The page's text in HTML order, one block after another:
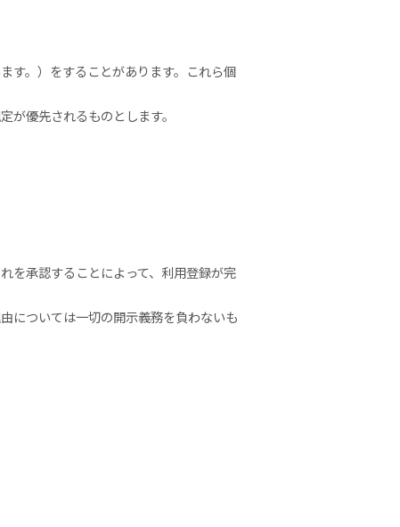
す。）をすることがあります。これら個
優先されるものとします。
を承認することによって、利用登録が完
については一切の開示義務を負わないも